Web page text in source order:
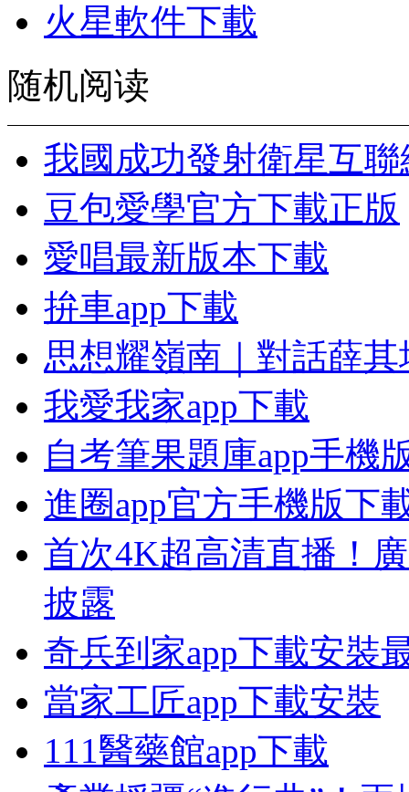
火星軟件下載
随机阅读
我國成功發射衛星互
豆包愛學官方下載正版
愛唱最新版本下載
拚車app下載
思想耀嶺南｜對話薛
我愛我家app下載
自考筆果題庫app手機
進圈app官方手機版下
首次4K超高清直播！
披露
奇兵到家app下載安裝
當家工匠app下載安裝
111醫藥館app下載